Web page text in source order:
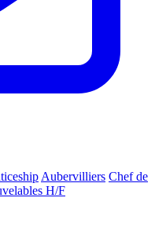
Aubervilliers Chef de
H/F